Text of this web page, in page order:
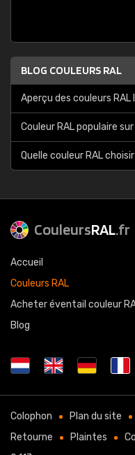
BLOG COULEURS RAL
Aperçu des couleurs RAL
Couleur RAL populaire
Quelle couleur RAL
CouleursRAL.fr
Accueil
Couleurs RAL
Acheter éventail couleur
Blog
Colophon Plan du site
Retourne
Plaintes